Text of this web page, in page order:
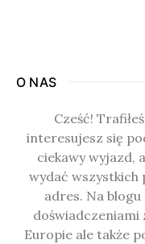
O NAS
Cześć!
interesujesz się
ciekawy wyjazd,
wydać wszystkich
adres. Na
doświadczeniami
Europie ale także